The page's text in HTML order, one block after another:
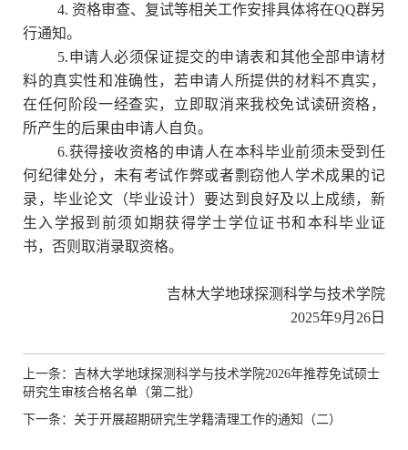
4. 资格审查、复试等相关工作安排具体将在QQ群另
行通知。
5.申请人必须保证提交的申请表和其他全部申请材
料的真实性和准确性，若申请人所提供的材料不真实，
在任何阶段一经查实，立即取消来我校免试读研资格，
所产生的后果由申请人自负。
6.获得接收资格的申请人在本科毕业前须未受到任
何纪律处分，未有考试作弊或者剽窃他人学术成果的记
录，毕业论文（毕业设计）要达到良好及以上成绩，新
生入学报到前须如期获得学士学位证书和本科毕业证
书，否则取消录取资格。
吉林大学地球探测科学与技术学院
2025年9月 26 日
上一条：吉林大学地球探测科学与技术学院2026年推荐免试硕士
研究生审核合格名单（第二批）
下一条：关于开展超期研究生学籍清理工作的通知（二）